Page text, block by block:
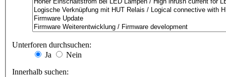
Unterforen durchsuchen:
Ja
Nein
Innerhalb suchen: